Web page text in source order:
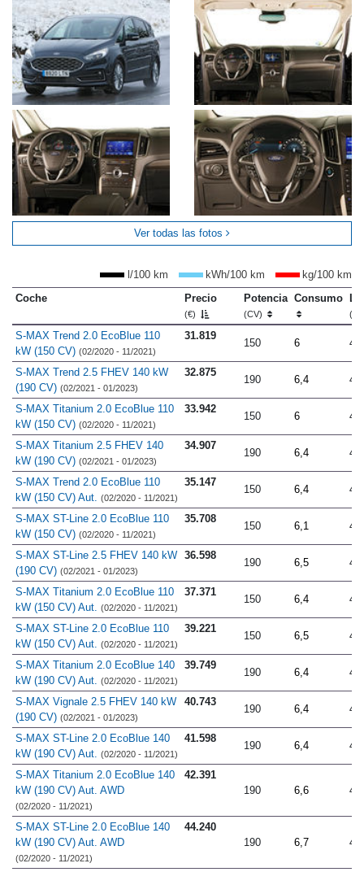
Ver todas las fotos
l/100 km kWh/100 km
kg/100 km
Coche
Precio
(€)
Potencia
(CV)
Consumo
S-MAX Trend 2.0 EcoBlue 110
kW (150 CV) (02/2020 - 11/2021)
31.819
150 6
S-MAX Trend 2.5 FHEV 140 kW
(190 CV) (02/2021 - 01/2023)
32.875
190 6,4
S-MAX Titanium 2.0 EcoBlue 110
kW (150 CV) (02/2020 - 11/2021)
33.942
150 6
S-MAX Titanium 2.5 FHEV 140
kW (190 CV) (02/2021 - 01/2023)
34.907
190 6,4
S-MAX Trend 2.0 EcoBlue 110
kW (150 CV) Aut. (02/2020 - 11/2021)
35.147
150 6,4
S-MAX ST-Line 2.0 EcoBlue 110
kW (150 CV) (02/2020 - 11/2021)
35.708
150 6,1
S-MAX ST-Line 2.5 FHEV 140 kW
(190 CV) (02/2021 - 01/2023)
36.598
190 6,5
S-MAX Titanium 2.0 EcoBlue 110
kW (150 CV) Aut. (02/2020 - 11/2021)
37.371
150 6,4
S-MAX ST-Line 2.0 EcoBlue 110
kW (150 CV) Aut. (02/2020 - 11/2021)
39.221
150 6,5
S-MAX Titanium 2.0 EcoBlue 140
kW (190 CV) Aut. (02/2020 - 11/2021)
39.749
190 6,4
S-MAX Vignale 2.5 FHEV 140 kW
(190 CV) (02/2021 - 01/2023)
40.743
190 6,4
S-MAX ST-Line 2.0 EcoBlue 140
kW (190 CV) Aut. (02/2020 - 11/2021)
41.598
190 6,4
S-MAX Titanium 2.0 EcoBlue 140
kW (190 CV) Aut. AWD
(02/2020 - 11/2021)
42.391
190
6,6
S-MAX ST-Line 2.0 EcoBlue 140
kW (190 CV) Aut. AWD
(02/2020 - 11/2021)
44.240
190
6,7